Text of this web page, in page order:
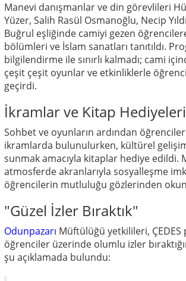
Manevi danışmanlar ve din görevlileri
Yüzer, Salih Rasül Osmanoğlu, Necip
Buğrul eşliğinde camiyi gezen
bölümleri ve İslam sanatları tanıtıldı.
bilgilendirme ile sınırlı kalmadı; cami
çeşit çeşit oyunlar ve etkinliklerle
geçirdi.
İkramlar ve Kitap Hediyeleri
Sohbet ve oyunların ardından
ikramlarda bulunulurken, kültürel
sunmak amacıyla kitaplar hediye edildi.
atmosferde akranlarıyla sosyalleşme
öğrencilerin mutluluğu gözlerinden
"Güzel İzler Bıraktık"
Odunpazarı Müftülüğü yetkilileri,
öğrenciler üzerinde olumlu izler
şu açıklamada bulundu: